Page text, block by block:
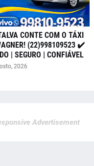
CONTE COM O TÁXI
(22)998109523 ✔️
| SEGURO | CONFIÁVEL
2026
Advertisement